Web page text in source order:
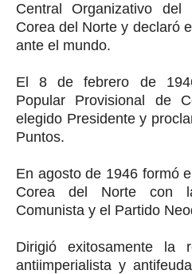
Central Organizativo del
Corea del Norte y declaró
ante el mundo.
El 8 de febrero de
Popular Provisional de
elegido Presidente y
Puntos.
En agosto de 1946 formó
Corea del Norte con
Comunista y el Partido
Dirigió exitosamente la
antiimperialista y